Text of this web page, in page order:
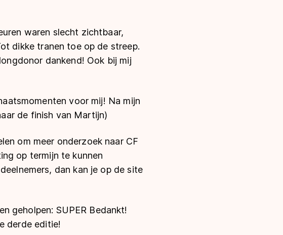
waren slecht zichtbaar,
dikke tranen toe op de streep.
dankend! Ook bij mij
voor mij! Na mijn
de finish van Martijn)
om meer onderzoek naar CF
op termijn te kunnen
dan kan je op de site
geholpen: SUPER Bedankt!
derde editie!